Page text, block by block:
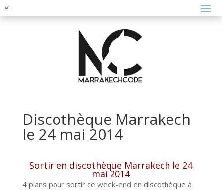
Discothèque Marrakech
le 24 mai 2014
Sortir en discothèque Marrakech le 24
mai 2014
4 plans pour sortir ce week-end en discothèque à